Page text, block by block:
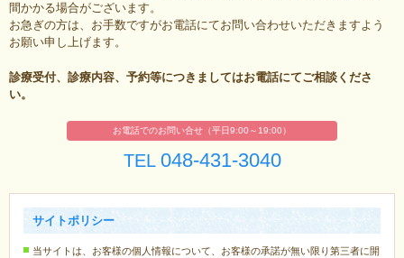
間かかる場合がございます。
お急ぎの方は、お手数ですがお電話にてお問い合わせいただきますよう
お願い申し上げます。
診療受付、診療内容、予約等につきましてはお電話にてご相談くださ
い。
お電話でのお問い合せ（平日9:00～19:00）
TEL 048-431-3040
サイトポリシー
当サイトは、お客様の個人情報について、お客様の承諾が無い限り第三者に開